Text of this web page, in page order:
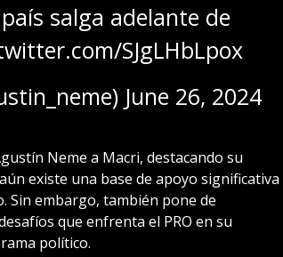
salga adelante de
SJgLHbLpox
June 26, 2024
Neme a Macri, destacando su
existe una base de apoyo significativa
Sin embargo, también pone de
que enfrenta el PRO en su
político.